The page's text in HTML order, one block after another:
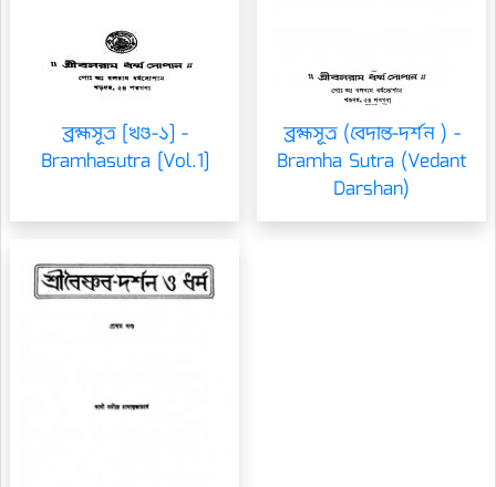
ব্রহ্মসূত্র [খণ্ড-১] -
Bramhasutra [Vol.1]
ব্রহ্মসূত্র (বেদান্ত-দর্শন ) -
Bramha Sutra (Vedant
Darshan)